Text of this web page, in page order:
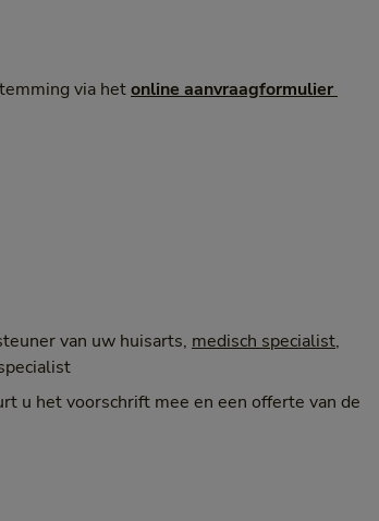
via hetonline aanvraagformulier
van uw huisarts, medisch specialist,
u het voorschrift mee en een offerte van de